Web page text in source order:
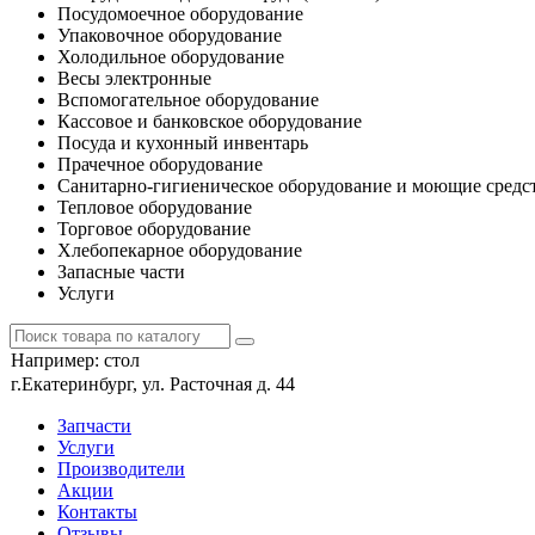
Посудомоечное оборудование
Упаковочное оборудование
Холодильное оборудование
Весы электронные
Вспомогательное оборудование
Кассовое и банковское оборудование
Посуда и кухонный инвентарь
Прачечное оборудование
Санитарно-гигиеническое оборудование и моющие
Тепловое оборудование
Торговое оборудование
Хлебопекарное оборудование
Запасные части
Услуги
Например: стол
г.Екатеринбург, ул. Расточная д. 44
Запчасти
Услуги
Производители
Акции
Контакты